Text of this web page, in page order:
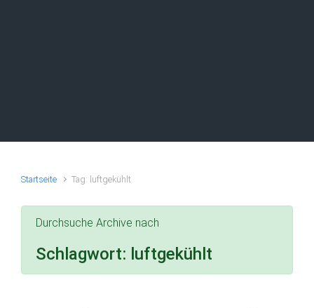
Startseite Tag: luftgekühlt
Durchsuche Archive nach
Schlagwort: luftgekühlt